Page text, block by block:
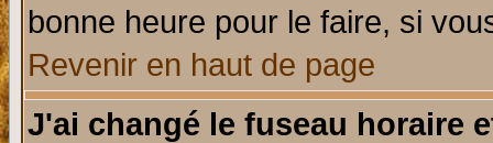
bonne heure pour le faire, si
Revenir en haut de page
J'ai changé le fuseau horaire